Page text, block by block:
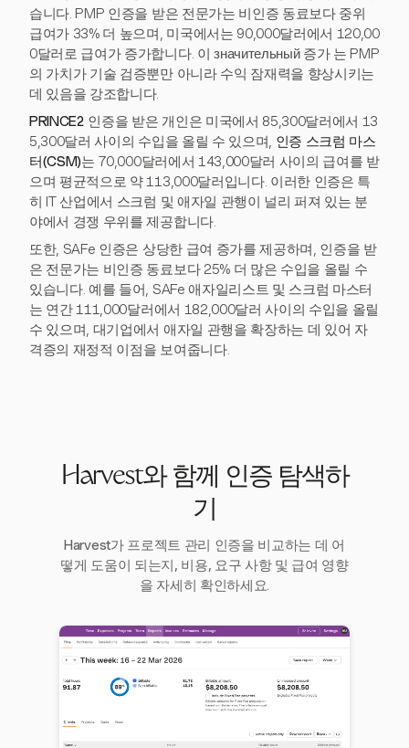
습니다. PMP 인증을 받은 전문가는 비인증 동료보다 중위
급여가 33% 더 높으며, 미국에서는 90,000달러에서 120,00
0달러로 급여가 증가합니다. 이 значительный 증가 는 PMP
의 가치가 기술 검증뿐만 아니라 수익 잠재력을 향상시키는
데 있음을 강조합니다.
PRINCE2 인증을 받은 개인은 미국에서 85,300달러에서 13
5,300달러 사이의 수입을 올릴 수 있으며, 인증 스크럼 마스
터(CSM)는 70,000달러에서 143,000달러 사이의 급여를 받
으며 평균적으로 약 113,000달러입니다. 이러한 인증은 특
히 IT 산업에서 스크럼 및 애자일 관행이 널리 퍼져 있는 분
야에서 경쟁 우위를 제공합니다.
또한, SAFe 인증은 상당한 급여 증가를 제공하며, 인증을 받
은 전문가는 비인증 동료보다 25% 더 많은 수입을 올릴 수
있습니다. 예를 들어, SAFe 애자일리스트 및 스크럼 마스터
는 연간 111,000달러에서 182,000달러 사이의 수입을 올릴
수 있으며, 대기업에서 애자일 관행을 확장하는 데 있어 자
격증의 재정적 이점을 보여줍니다.
Harvest와 함께 인증 탐색하
기
Harvest가 프로젝트 관리 인증을 비교하는 데 어
떻게 도움이 되는지, 비용, 요구 사항 및 급여 영향
을 자세히 확인하세요.